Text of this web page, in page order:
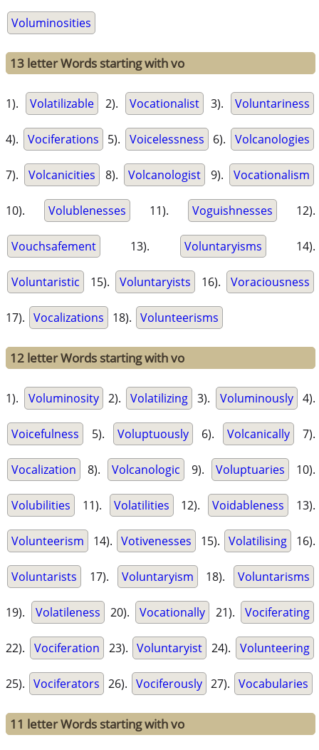
Voluminosities
13 letter Words starting with vo
1). Volatilizable 2). Vocationalist 3). Voluntariness
4). Vociferations 5). Voicelessness 6). Volcanologies
7). Volcanicities 8). Volcanologist 9). Vocationalism
10). Volublenesses 11). Voguishnesses 12).
Vouchsafement 13). Voluntaryisms 14).
Voluntaristic 15). Voluntaryists 16). Voraciousness
17). Vocalizations 18). Volunteerisms
12 letter Words starting with vo
1). Voluminosity 2). Volatilizing 3). Voluminously 4).
Voicefulness 5). Voluptuously 6). Volcanically 7).
Vocalization 8). Volcanologic 9). Voluptuaries 10).
Volubilities 11). Volatilities 12). Voidableness 13).
Volunteerism 14). Votivenesses 15). Volatilising 16).
Voluntarists 17). Voluntaryism 18). Voluntarisms
19). Volatileness 20). Vocationally 21). Vociferating
22). Vociferation 23). Voluntaryist 24). Volunteering
25). Vociferators 26). Vociferously 27). Vocabularies
11 letter Words starting with vo